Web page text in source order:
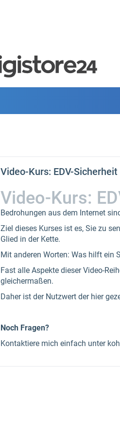
Video-Kurs: EDV-
Video-Kurs:
Bedrohungen aus dem Internet
Ziel dieses Kurses ist es, Sie zu
Glied in der Kette.
Mit anderen Worten: Was hilft ein
Fast alle Aspekte dieser Video-
gleichermaßen.
Daher ist der Nutzwert der hier
Noch Fragen?
Kontaktiere mich einfach unter